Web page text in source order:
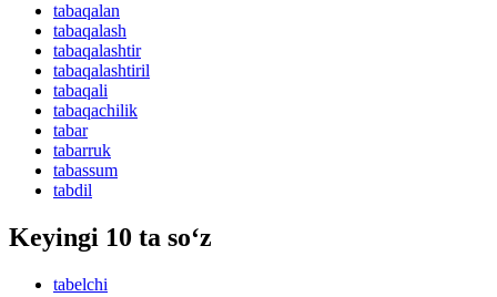
tabaqalan
tabaqalash
tabaqalashtir
tabaqalashtiril
tabaqali
tabaqachilik
tabar
tabarruk
tabassum
tabdil
Keyingi 10 ta so‘z
tabelchi